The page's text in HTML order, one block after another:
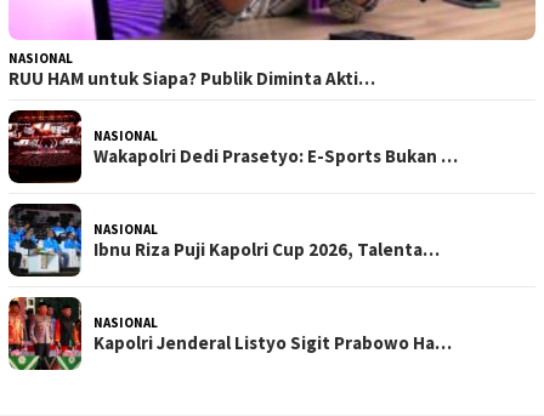
NASIONAL
RUU HAM untuk Siapa? Publik Diminta Akti…
NASIONAL
Wakapolri Dedi Prasetyo: E-Sports Bukan …
NASIONAL
Ibnu Riza Puji Kapolri Cup 2026, Talenta…
NASIONAL
Kapolri Jenderal Listyo Sigit Prabowo Ha…